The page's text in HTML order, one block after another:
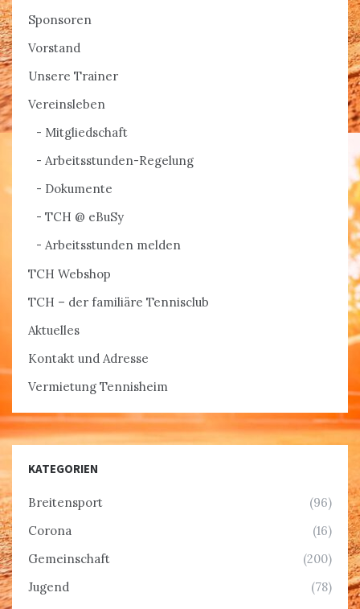
Sponsoren
Vorstand
Unsere Trainer
Vereinsleben
Mitgliedschaft
Arbeitsstunden-Regelung
Dokumente
TCH @ eBuSy
Arbeitsstunden melden
TCH Webshop
TCH – der familiäre Tennisclub
Aktuelles
Kontakt und Adresse
Vermietung Tennisheim
KATEGORIEN
Breitensport
(96)
Corona
(16)
Gemeinschaft
(200)
Jugend
(78)